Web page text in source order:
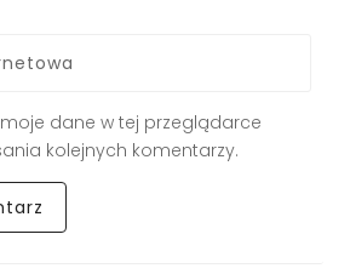
dane w tej przeglądarce
kolejnych komentarzy.